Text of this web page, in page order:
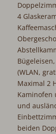
2
Verfügung:
Holz
mit 200 in-
eine offene